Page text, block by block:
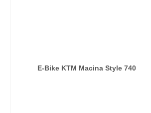
E-Bike KTM Macina Style 740